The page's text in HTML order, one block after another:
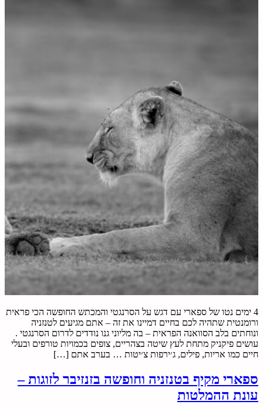
4 ימים נטו של ספארי עם דגש על הסרנגטי והמכתש החופשה הכי פראית
ורומנטית שתהיה לכם בחיים דמיינו את זה – אתם מגיעים לטנזניה
ונוחתים בלב הסוואנה הפראית – בה מליוני גנו נודדים לדרום הסרנגטי .
עושים פיקניק מתחת לעץ שיטה בצהריים, צופים בכמויות טורפים ובעלי
חיים כמו אריות, פילים, ג׳ירפות צ׳יטות … בערב אתם […]
ספארי מקיף בטנזניה וחופשה בזנזיבר לזוגות –
עונת ההמלטות